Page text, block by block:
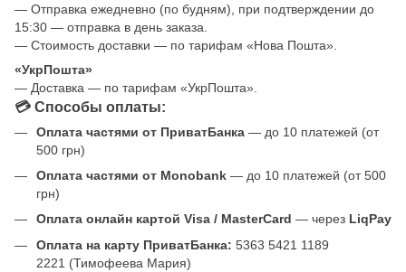
— Отправка ежедневно (по будням), при подтверждении до
15:30 — отправка в день заказа.
— Стоимость доставки — по тарифам «Нова Пошта».
«УкрПошта»
— Доставка — по тарифам «УкрПошта».
💳 Способы оплаты:
Оплата частями от ПриватБанка — до 10 платежей (от
500 грн)
Оплата частями от Monobank — до 10 платежей (от 500
грн)
Оплата онлайн картой Visa / MasterCard — через LiqPay
Оплата на карту ПриватБанка: 5363 5421 1189
2221 (Тимофеева Мария)